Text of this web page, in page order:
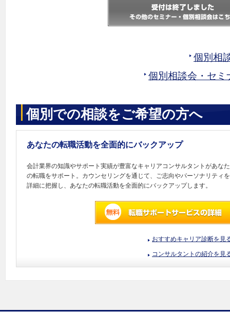
個別相
個別相談会・セミ
個別での相談をご希望の方へ
あなたの転職活動を全面的にバックアップ
会計業界の知識やサポート実績が豊富なキャリアコンサルタントがあなた
の転職をサポート。カウンセリングを通じて、ご志向やパーソナリティを
詳細に把握し、あなたの転職活動を全面的にバックアップします。
おすすめキャリア診断を見
コンサルタントの紹介を見